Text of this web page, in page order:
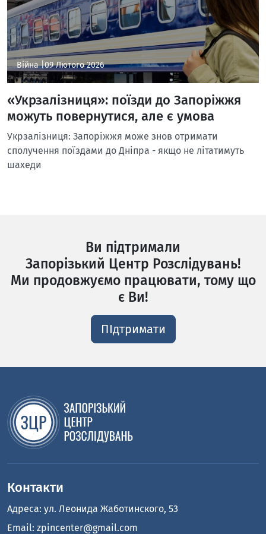
Війна |09 Лютого 2026
«Укрзалізниця»: поїзди до Запоріжжя
можуть повернутися, але є умова
Укрзалізниця: Запоріжжя може знов отримати
сполучення поїздами до Дніпра - якщо не літатимуть
шахеди
Ви підтримали
Запорізький Центр Розслідувань!
Ми продовжуємо працювати, тому що
є Ви!
ПІдтримати
Контакти
Адреса: ул. Леонида Жаботинского, 53
Email: zpincenter@gmail.com